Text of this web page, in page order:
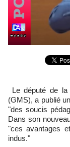
Le député de la majorité parlementaire, Guy Marius Sagna
(GMS), a publié
"des soucis
Dans son
"ces avantages
indus."